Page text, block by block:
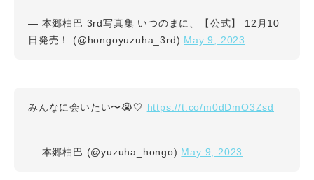
— 本郷柚巴 3rd写真集 いつのまに、【公式】 12月10
日発売！ (@hongoyuzuha_3rd) May 9, 2023
みんなに会いたい〜😭🤍 https://t.co/m0dDmO3Zsd
— 本郷柚巴 (@yuzuha_hongo) May 9, 2023